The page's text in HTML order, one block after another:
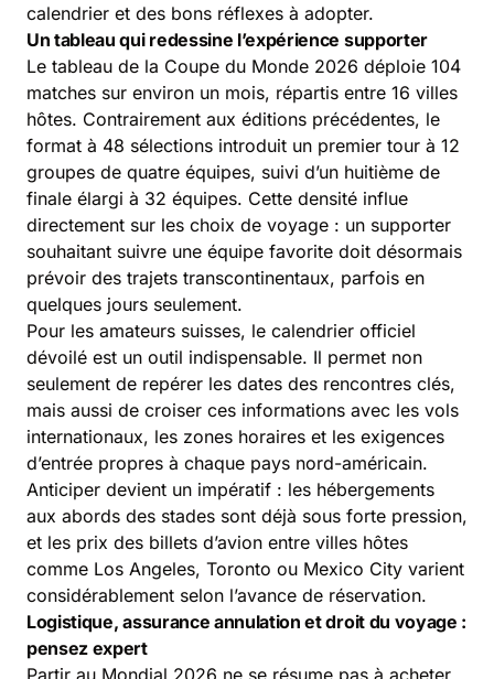
calendrier et des bons réflexes à adopter.
Un tableau qui redessine l’expérience supporter
Le tableau de la Coupe du Monde 2026 déploie 104
matches sur environ un mois, répartis entre 16 villes
hôtes. Contrairement aux éditions précédentes, le
format à 48 sélections introduit un premier tour à 12
groupes de quatre équipes, suivi d’un huitième de
finale élargi à 32 équipes. Cette densité influe
directement sur les choix de voyage : un supporter
souhaitant suivre une équipe favorite doit désormais
prévoir des trajets transcontinentaux, parfois en
quelques jours seulement.
Pour les amateurs suisses, le calendrier officiel
dévoilé est un outil indispensable. Il permet non
seulement de repérer les dates des rencontres clés,
mais aussi de croiser ces informations avec les vols
internationaux, les zones horaires et les exigences
d’entrée propres à chaque pays nord-américain.
Anticiper devient un impératif : les hébergements
aux abords des stades sont déjà sous forte pression,
et les prix des billets d’avion entre villes hôtes
comme Los Angeles, Toronto ou Mexico City varient
considérablement selon l’avance de réservation.
Logistique, assurance annulation et droit du voyage :
pensez expert
Partir au Mondial 2026 ne se résume pas à acheter